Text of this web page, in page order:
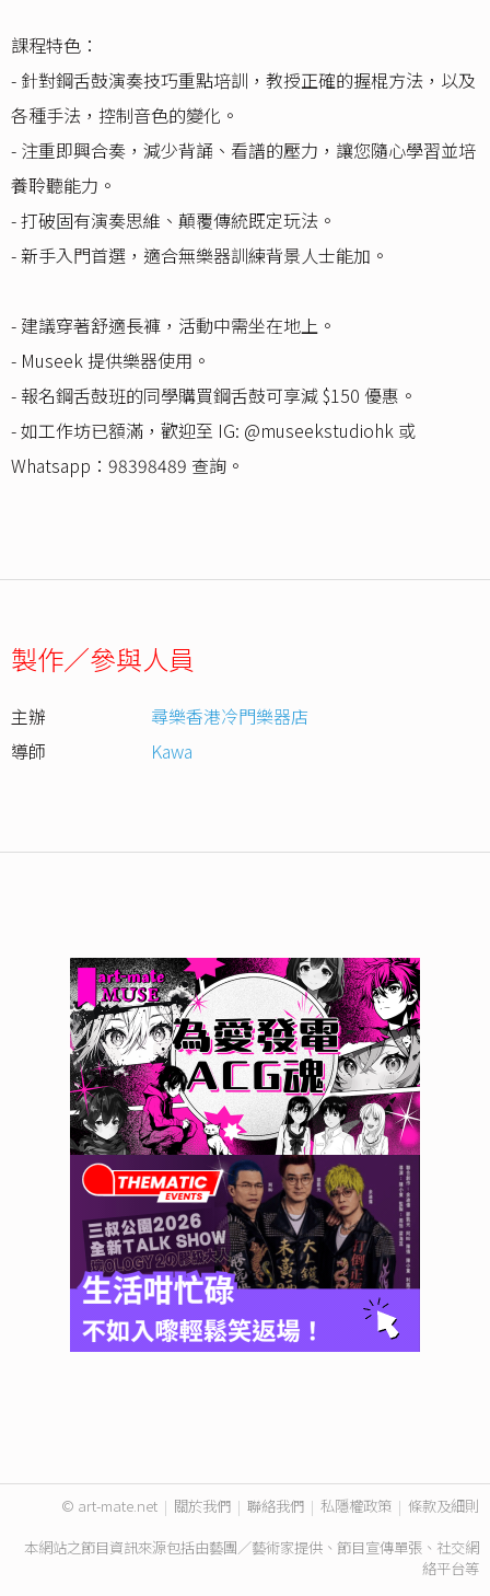
課程特色：
- 針對鋼舌鼓演奏技巧重點培訓，教授正確的握棍方法，以及
各種手法，控制音色的變化。
- 注重即興合奏，減少背誦、看譜的壓力，讓您隨心學習並培
養聆聽能力。
- 打破固有演奏思維、顛覆傳統既定玩法。
- 新手入門首選，適合無樂器訓練背景人士能加。
- 建議穿著舒適長褲，活動中需坐在地上。
- Museek 提供樂器使用。
- 報名鋼舌鼓班的同學購買鋼舌鼓可享減 $150 優惠。
- 如工作坊已額滿，歡迎至 IG: @museekstudiohk 或
Whatsapp：98398489 查詢。
製作／參與人員
主辦
尋樂香港冷門樂器店
導師
Kawa
© art-mate.net | 關於我們 | 聯絡我們 | 私隱權政策 | 條款及細則
本網站之節目資訊來源包括由藝團／藝術家提供、節目宣傳單張、社交網
絡平台等